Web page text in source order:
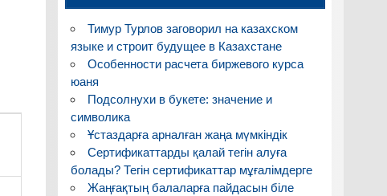
Тимур Турлов заговорил на казахском
языке и строит будущее в Казахстане
Особенности расчета биржевого курса
юаня
Подсолнухи в букете: значение и
символика
Ұстаздарға арналған жаңа мүмкіндік
Сертификаттарды қалай тегін алуға
болады? Тегін сертификаттар мұғалімдерге
Жаңғақтың балаларға пайдасын біле